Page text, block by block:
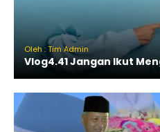
Oleh : Tim Admin
Vlog4.41 Jangan Ikut